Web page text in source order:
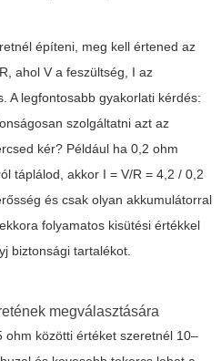
építeni, meg kell értened az
ahol V a feszültség, I az
A legfontosabb gyakorlati kérdés:
szolgáltatni azt az
kér? Például ha 0,2 ohm
táplálod, akkor I = V/R = 4,2 / 0,2
és csak olyan akkumulátorral
folyamatos kisütési értékkel
biztonsági tartalékot.
megválasztására
ohm közötti értéket szeretnél 10–